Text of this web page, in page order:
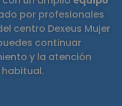
por profesionales
centro Dexeus Mujer
continuar
y la atención